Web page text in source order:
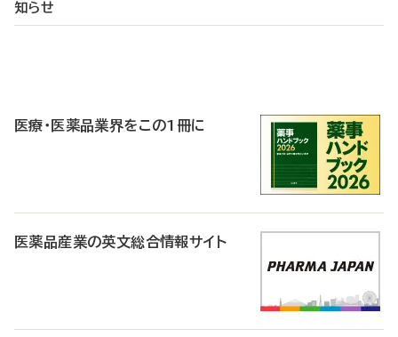
知らせ
医療・医薬品業界をこの1冊に
医薬品産業の英文総合情報サイト